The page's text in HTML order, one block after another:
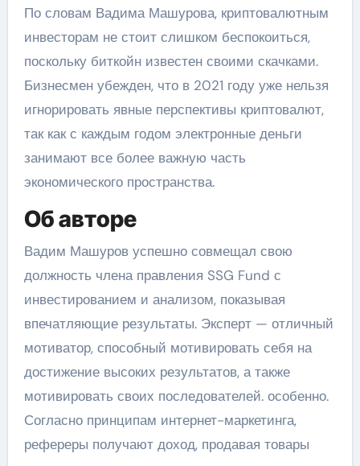
По словам Вадима Машурова, криптовалютным
инвесторам не стоит слишком беспокоиться,
поскольку биткойн известен своими скачками.
Бизнесмен убежден, что в 2021 году уже нельзя
игнорировать явные перспективы криптовалют,
так как с каждым годом электронные деньги
занимают все более важную часть
экономического пространства.
Об авторе
Вадим Машуров успешно совмещал свою
должность члена правления SSG Fund с
инвестированием и анализом, показывая
впечатляющие результаты. Эксперт — отличный
мотиватор, способный мотивировать себя на
достижение высоких результатов, а также
мотивировать своих последователей. особенно.
Согласно принципам интернет-маркетинга,
рефереры получают доход, продавая товары